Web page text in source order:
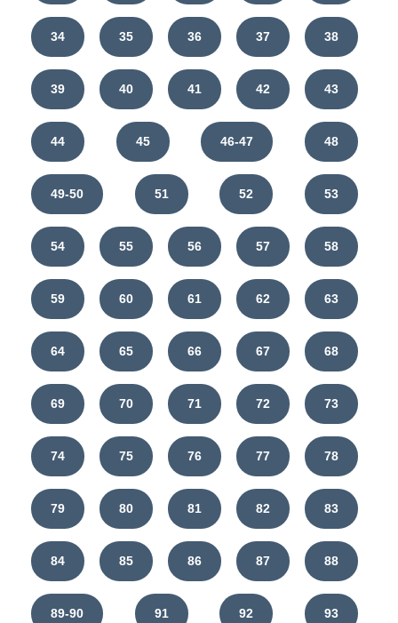
34 35 36 37 38
39 40 41 42 43
44 45 46-47 48
49-50 51 52 53
54 55 56 57 58
59 60 61 62 63
64 65 66 67 68
69 70 71 72 73
74 75 76 77 78
79 80 81 82 83
84 85 86 87 88
89-90 91 92 93